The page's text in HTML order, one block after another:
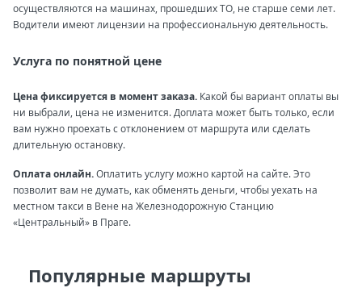
осуществляются на машинах, прошедших ТО, не старше семи лет.
Водители имеют лицензии на профессиональную деятельность.
Услуга по понятной цене
Цена фиксируется в момент заказа. Какой бы вариант оплаты вы
ни выбрали, цена не изменится. Доплата может быть только, если
вам нужно проехать с отклонением от маршрута или сделать
длительную остановку.
Оплата онлайн.Оплатить услугу можно картой на сайте. Это
позволит вам не думать, как обменять деньги, чтобы уехать на
местном такси в Вене на Железнодорожную Станцию
«Центральный» в Праге.
Популярные маршруты